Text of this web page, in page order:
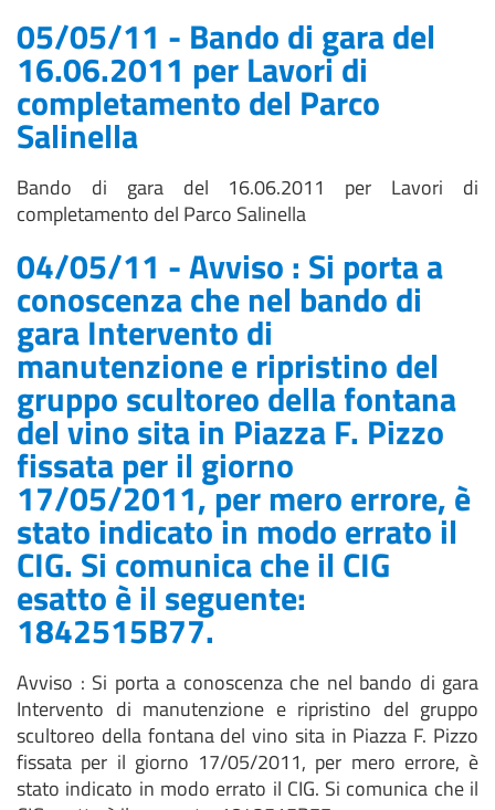
05/05/11 - Bando di gara del
16.06.2011 per Lavori di
completamento del Parco
Salinella
Bando di gara del 16.06.2011 per Lavori di
completamento del Parco Salinella
04/05/11 - Avviso : Si porta a
conoscenza che nel bando di
gara Intervento di
manutenzione e ripristino del
gruppo scultoreo della fontana
del vino sita in Piazza F. Pizzo
fissata per il giorno
17/05/2011, per mero errore, è
stato indicato in modo errato il
CIG. Si comunica che il CIG
esatto è il seguente:
1842515B77.
Avviso : Si porta a conoscenza che nel bando di gara
Intervento di manutenzione e ripristino del gruppo
scultoreo della fontana del vino sita in Piazza F. Pizzo
fissata per il giorno 17/05/2011, per mero errore, è
stato indicato in modo errato il CIG. Si comunica che il